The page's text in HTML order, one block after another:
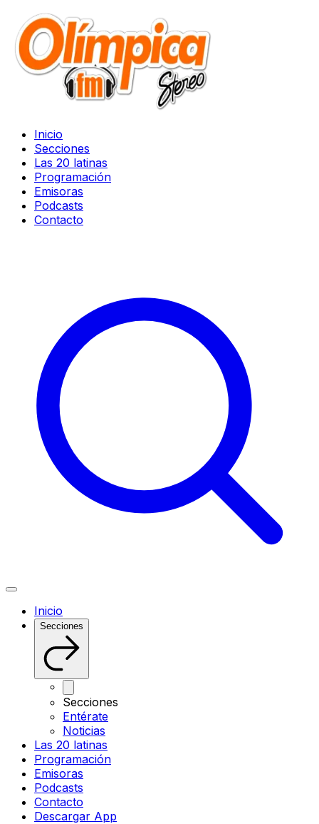
Inicio
Secciones
Las 20 latinas
Programación
Emisoras
Podcasts
Contacto
Inicio
Secciones
Secciones
Entérate
Noticias
Las 20 latinas
Programación
Emisoras
Podcasts
Contacto
Descargar App